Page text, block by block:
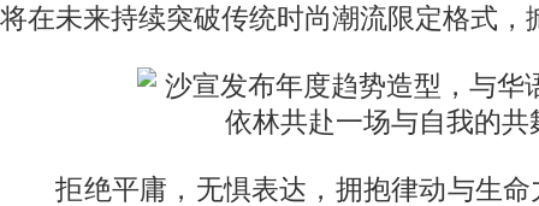
将在未来持续突破传统时尚潮流限定格式，
拒绝平庸，无惧表达，拥抱律动与生命